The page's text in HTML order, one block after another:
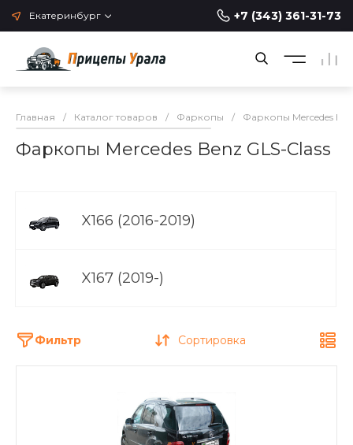
Екатеринбург +7 (343) 361-31-73
Главная / Каталог товаров / Фаркопы / Фаркопы Mercedes
Фаркопы Mercedes Benz GLS-Class
X166 (2016-2019)
X167 (2019-)
Фильтр Сортировка